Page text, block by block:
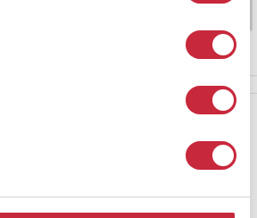
o nowych aukcjach, prosimy podać